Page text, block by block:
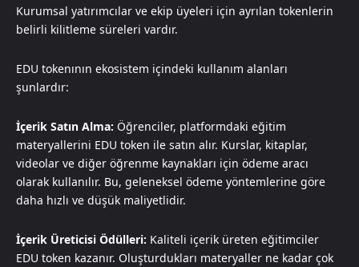
Kurumsal yatırımcılar ve ekip üyeleri için ayrılan tokenlerin
belirli kilitleme süreleri vardır.
EDU tokenının ekosistem içindeki kullanım alanları
şunlardır:
İçerik Satın Alma: Öğrenciler, platformdaki eğitim
materyallerini EDU token ile satın alır. Kurslar, kitaplar,
videolar ve diğer öğrenme kaynakları için ödeme aracı
olarak kullanılır. Bu, geleneksel ödeme yöntemlerine göre
daha hızlı ve düşük maliyetlidir.
İçerik Üreticisi Ödülleri: Kaliteli içerik üreten eğitimciler
EDU token kazanır. Oluşturdukları materyaller ne kadar çok